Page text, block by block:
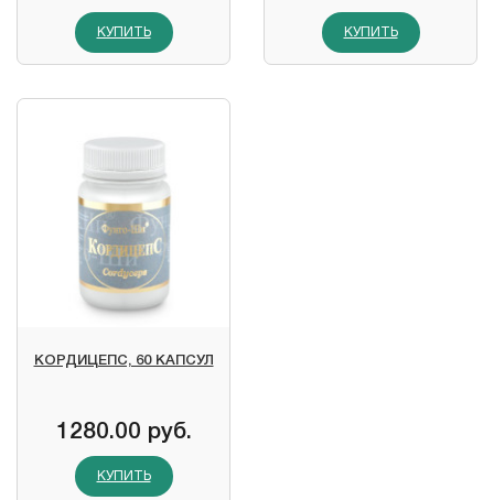
КУПИТЬ КУПИТЬ
КОРДИЦЕПС, 60 КАПСУЛ
1280.00 руб.
КУПИТЬ